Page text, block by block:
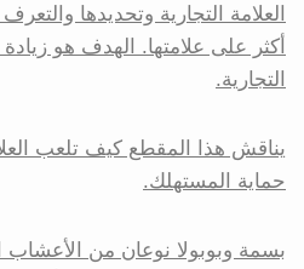
العلامة التجارية وتحديدها
أكثر على علامتها. الهدف هو زيادة
التجارية.
يناقش هذا المقطع كيف تلعب
حماية المستهلك.
بسمة وبوبولا نوعان من الأعشاب